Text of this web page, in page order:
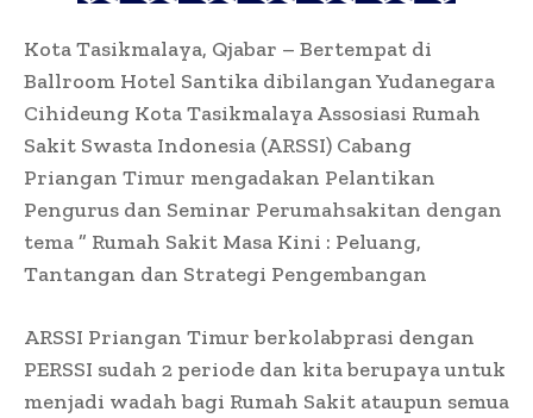
Kota Tasikmalaya, Qjabar – Bertempat di
Ballroom Hotel Santika dibilangan Yudanegara
Cihideung Kota Tasikmalaya Assosiasi Rumah
Sakit Swasta Indonesia (ARSSI) Cabang
Priangan Timur mengadakan Pelantikan
Pengurus dan Seminar Perumahsakitan dengan
tema ” Rumah Sakit Masa Kini : Peluang,
Tantangan dan Strategi Pengembangan
ARSSI Priangan Timur berkolabprasi dengan
PERSSI sudah 2 periode dan kita berupaya untuk
menjadi wadah bagi Rumah Sakit ataupun semua